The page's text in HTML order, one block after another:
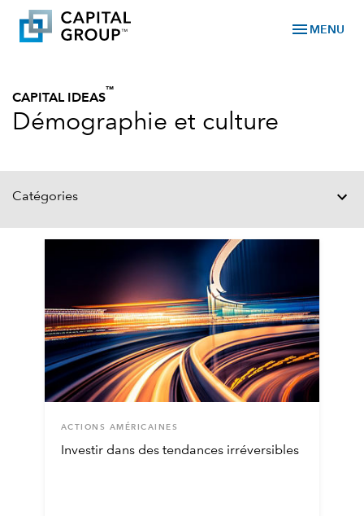
menu MENU
CAPITAL IDEAS
™
Démographie et culture
Catégories
ACTIONS AMÉRICAINES
Investir dans des tendances irréversibles